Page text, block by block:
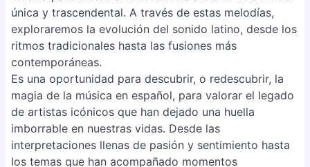
única y trascendental. A través de estas melodías,
exploraremos la evolución del sonido latino, desde los
ritmos tradicionales hasta las fusiones más
contemporáneas.
Es una oportunidad para descubrir, o redescubrir, la
magia de la música en español, para valorar el legado
de artistas icónicos que han dejado una huella
imborrable en nuestras vidas. Desde las
interpretaciones llenas de pasión y sentimiento hasta
los temas que han acompañado momentos